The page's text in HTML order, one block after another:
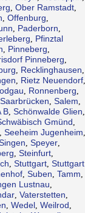
Ober Ramstadt,
Offenburg
Paderborn
Pfinztal
Pinneberg
Pinneberg
Recklinghausen
Rietz Neuendorf,
Ronnenberg
Saarbrücken Salem
B, Schönwalde Glien
Gmünd
Seeheim Jugenheim
Speyer,
Steinfurt,
Stuttgart, Stuttgart
, Suben Tamm
Lustnau
, Vaterstetten
Wedel, Weilrod